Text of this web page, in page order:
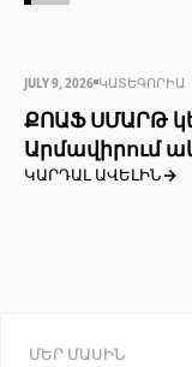
JULY 9, 2026 ԿԱՏԵԳՈՐԻԱ
ՔՈԱՖ ՍՄԱՐԹ
Արմավիրում
ԿԱՐԴԱԼ ԱՎԵԼԻՆ
ՄԵՐ ՄԱՍԻՆ